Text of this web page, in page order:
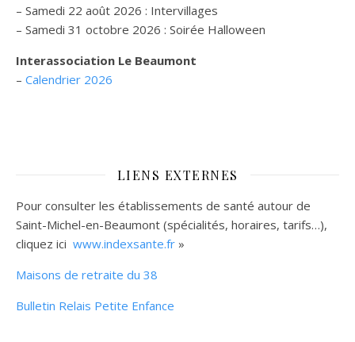
– Samedi 22 août 2026 : Intervillages
– Samedi 31 octobre 2026 : Soirée Halloween
Interassociation Le Beaumont
– Calendrier 2026
LIENS EXTERNES
Pour consulter les établissements de santé autour de
Saint-Michel-en-Beaumont (spécialités, horaires, tarifs…),
cliquez ici www.indexsante.fr »
Maisons de retraite du 38
Bulletin Relais Petite Enfance